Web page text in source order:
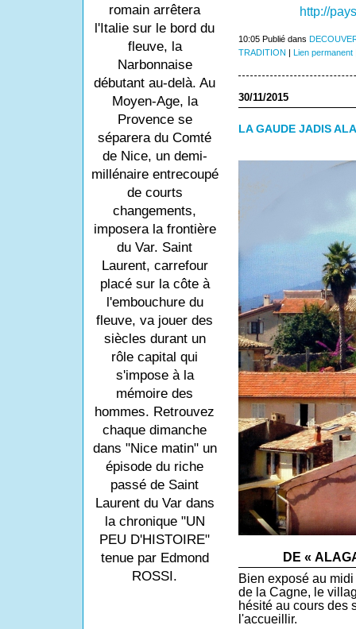
romain arrêtera
l'Italie sur le bord du
fleuve, la
Narbonnaise
débutant au-delà. Au
Moyen-Age, la
Provence se
séparera du Comté
de Nice, un demi-
millénaire entrecoupé
de courts
changements,
imposera la frontière
du Var. Saint
Laurent, carrefour
placé sur la côte à
l'embouchure du
fleuve, va jouer des
siècles durant un
rôle capital qui
s'impose à la
mémoire des
hommes. Retrouvez
chaque dimanche
dans "Nice matin" un
épisode du riche
passé de Saint
Laurent du Var dans
la chronique "UN
PEU D'HISTOIRE"
tenue par Edmond
ROSSI.
http://
10:05 Publié dans
TRADITION | Lien permanent
30/11/2015
LA GAUDE JADIS
DE «
Bien exposé au
de la Cagne, le
hésité au cours des
l'accueillir.